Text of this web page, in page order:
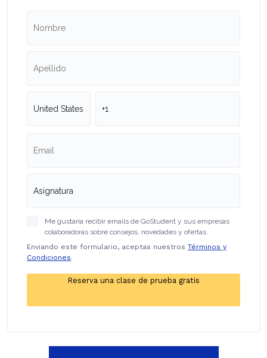
Me gustaría recibir emails de GoStudent y sus empresas
colaboradoras sobre consejos, novedades y ofertas.
Enviando este formulario, aceptas nuestros Términos y
Condiciones.